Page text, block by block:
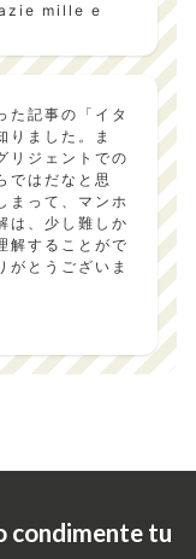
mille e
た記事の「イタ
りました。ま
リジェントでの
ではだなと思
まって、マンホ
は、少し難しか
解することがで
がとうございま
condimente tu